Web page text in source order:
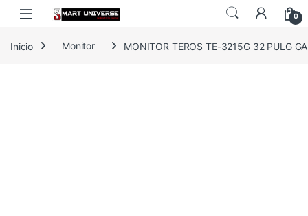
Skip to navigation
Skip to content
0
Inicio Monitor MONITOR TEROS TE-3215G 32 PULG